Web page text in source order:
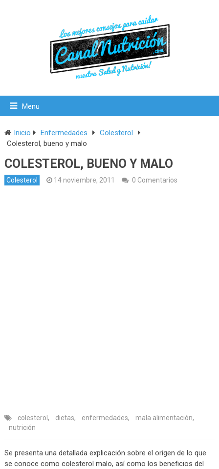
Menu
Inicio Enfermedades
Colesterol
Colesterol, bueno y malo
COLESTEROL, BUENO Y MALO
Colesterol 14 noviembre, 2011 0 Comentarios
colesterol , dietas, enfermedades, mala alimentación,
nutrición
Se presenta una detallada explicación sobre el origen de lo que
se conoce como colesterol malo, así como los beneficios del